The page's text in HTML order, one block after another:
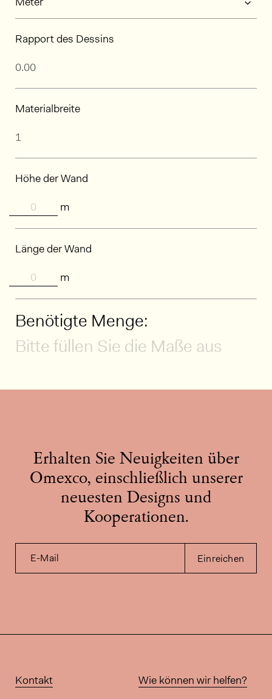
Rapport des Dessins
Materialbreite
Höhe der Wand
m
Länge der Wand
m
Benötigte Menge:
Bitte füllen Sie die Maße aus
Erhalten Sie Neuigkeiten über
Omexco, einschließlich unserer
neuesten Designs und
Kooperationen.
E-Mail Einreichen
Kontakt
Wie können wir helfen?